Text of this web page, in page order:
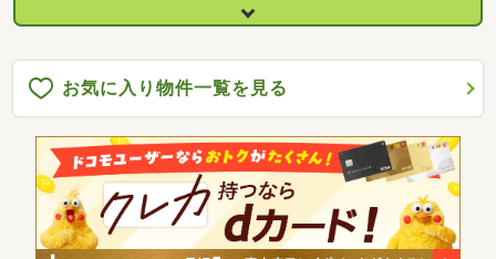
お気に入り物件一覧を見る